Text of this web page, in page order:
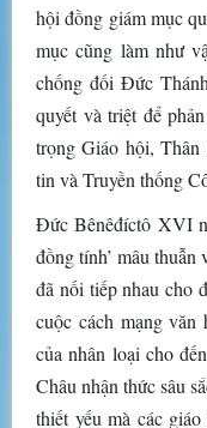
hội đồng giám mục
mục cũng làm như
chống đối Đức
quyết và triệt để
trọng Giáo hội,
tin và Truyền thống
Đức Bênêđíctô XVI
đồng tính’ mâu thuẫn
đã nối tiếp nhau cho
cuộc cách mạng
của nhân loại cho
Châu nhận thức sâu
thiết yếu mà các